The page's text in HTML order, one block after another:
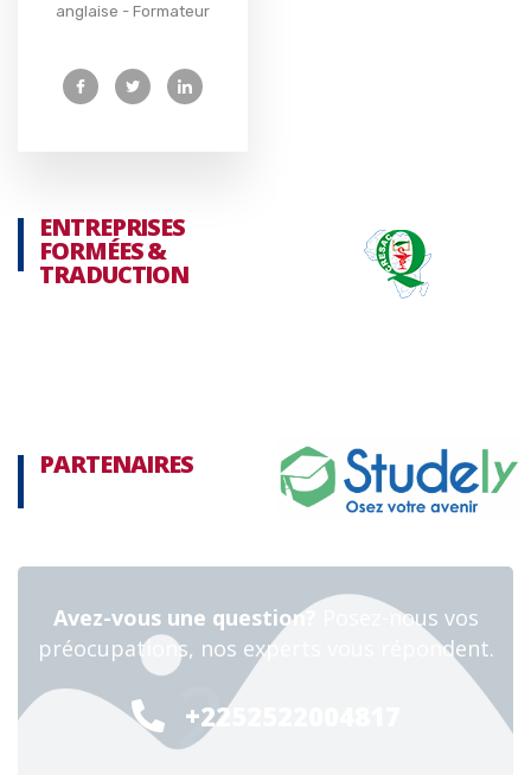
anglaise - Formateur
ENTREPRISES
FORMÉES &
TRADUCTION
PARTENAIRES
Avez-vous une question?
Posez-nous vos
préocupations, nos experts vous répondent.
+2252522004817
24/7